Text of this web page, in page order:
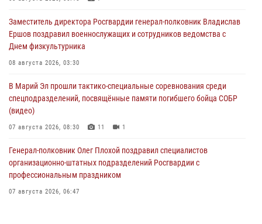
Заместитель директора Росгвардии генерал-полковник Владислав
Ершов поздравил военнослужащих и сотрудников ведомства с
Днем физкультурника
08 августа 2026, 03:30
В Марий Эл прошли тактико-специальные соревнования среди
спецподразделений, посвящённые памяти погибшего бойца СОБР
(видео)
07 августа 2026, 08:30 11 1
Генерал-полковник Олег Плохой поздравил специалистов
организационно-штатных подразделений Росгвардии с
профессиональным праздником
07 августа 2026, 06:47